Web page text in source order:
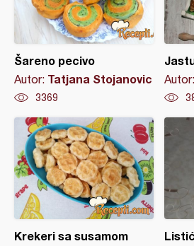
Šareno pecivo
Autor: Tatjana Stojanovic
3369
Autor:
Krekeri sa susamom